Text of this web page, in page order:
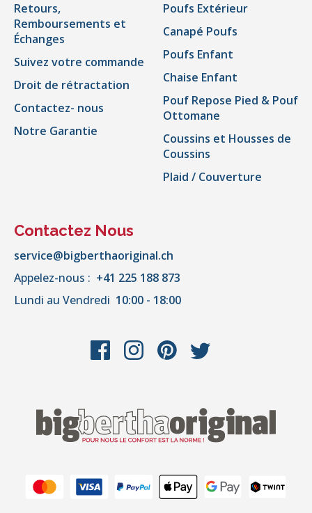
Retours,
Remboursements et
Échanges
Suivez votre commande
Droit de rétractation
Contactez- nous
Notre Garantie
Poufs Extérieur
Canapé Poufs
Poufs Enfant
Chaise Enfant
Pouf Repose Pied & Pouf
Ottomane
Coussins et Housses de
Coussins
Plaid / Couverture
Contactez Nous
service@bigberthaoriginal.ch
Appelez-nous : +41 225 188 873
Lundi au Vendredi 10:00 - 18:00